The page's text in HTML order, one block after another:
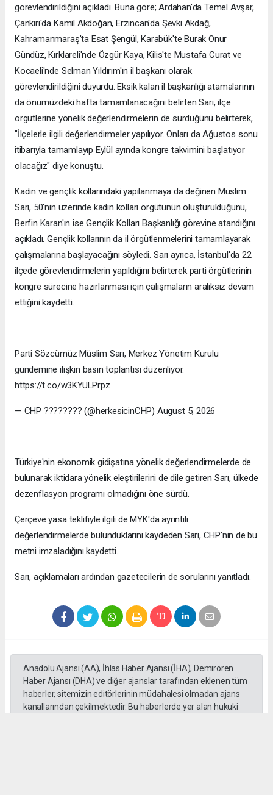
görevlendirildiğini açıkladı. Buna göre; Ardahan'da Temel Avşar,
Çankırı'da Kamil Akdoğan, Erzincan'da Şevki Akdağ,
Kahramanmaraş'ta Esat Şengül, Karabük'te Burak Onur
Gündüz, Kırklareli'nde Özgür Kaya, Kilis'te Mustafa Curat ve
Kocaeli'nde Selman Yıldırım'ın il başkanı olarak
görevlendirildiğini duyurdu. Eksik kalan il başkanlığı atamalarının
da önümüzdeki hafta tamamlanacağını belirten Sarı, ilçe
örgütlerine yönelik değerlendirmelerin de sürdüğünü belirterek,
"İlçelerle ilgili değerlendirmeler yapılıyor. Onları da Ağustos sonu
itibarıyla tamamlayıp Eylül ayında kongre takvimini başlatıyor
olacağız" diye konuştu.
Kadın ve gençlik kollarındaki yapılanmaya da değinen Müslim
Sarı, 50'nin üzerinde kadın kolları örgütünün oluşturulduğunu,
Berfin Karan'ın ise Gençlik Kolları Başkanlığı görevine atandığını
açıkladı. Gençlik kollarının da il örgütlenmelerini tamamlayarak
çalışmalarına başlayacağını söyledi. Sarı ayrıca, İstanbul'da 22
ilçede görevlendirmelerin yapıldığını belirterek parti örgütlerinin
kongre sürecine hazırlanması için çalışmaların aralıksız devam
ettiğini kaydetti.
Parti Sözcümüz Müslim Sarı, Merkez Yönetim Kurulu
gündemine ilişkin basın toplantısı düzenliyor.
https://t.co/w3KYULPrpz
— CHP ???????? (@herkesicinCHP) August 5, 2026
Türkiye'nin ekonomik gidişatına yönelik değerlendirmelerde de
bulunarak iktidara yönelik eleştirilerini de dile getiren Sarı, ülkede
dezenflasyon programı olmadığını öne sürdü.
Çerçeve yasa teklifiyle ilgili de MYK'da ayrıntılı
değerlendirmelerde bulunduklarını kaydeden Sarı, CHP'nin de bu
metni imzaladığını kaydetti.
Sarı, açıklamaları ardından gazetecilerin de sorularını yanıtladı.
Anadolu Ajansı (AA), İhlas Haber Ajansı (İHA), Demirören
Haber Ajansı (DHA) ve diğer ajanslar tarafından eklenen tüm
haberler, sitemizin editörlerinin müdahalesi olmadan ajans
kanallarından çekilmektedir. Bu haberlerde yer alan hukuki